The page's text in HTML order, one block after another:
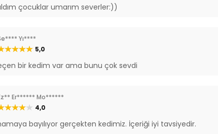
çocuklar umarım severler:))
Yı****
5,0
bir kedim var ama bunu çok sevdi
Er****** Mo******
4,0
bayılıyor gerçekten kedimiz. İçeriği iyi tavsiyedir.